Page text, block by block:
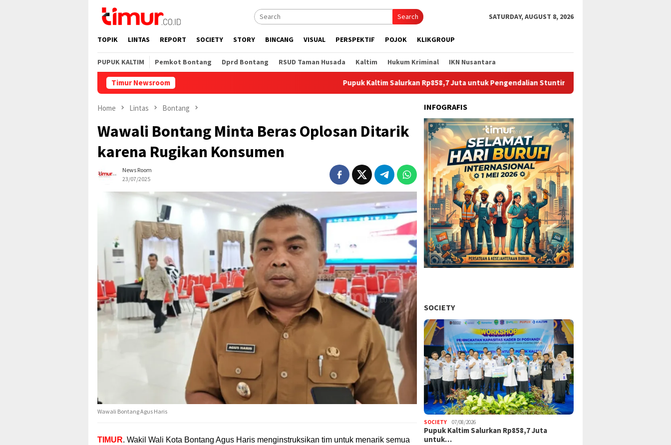
content
Search SATURDAY, AUGUST 8, 2026
TOPIK LINTAS REPORT SOCIETY STORY BINCANG VISUAL PERSPEKTIF POJOK KLIKGROUP
PUPUK KALTIM Pemkot Bontang Dprd Bontang RSUD Taman Husada Kaltim Hukum Kriminal IKN Nusantara
Timur Newsroom Pupuk Kaltim Salurkan Rp858,7 Juta untuk Pengendalian Stunting di Kota Bontang
Home Lintas Bontang
Wawali Bontang Minta Beras Oplosan Ditarik
karena Rugikan Konsumen
News Room
23/07/2025
Wawali Bontang Agus Haris
TIMUR. Wakil Wali Kota Bontang Agus Haris menginstruksikan tim untuk menarik semua
INFOGRAFIS
SOCIETY
SOCIETY 07/08/2026
Pupuk Kaltim Salurkan Rp858,7 Juta
untuk…